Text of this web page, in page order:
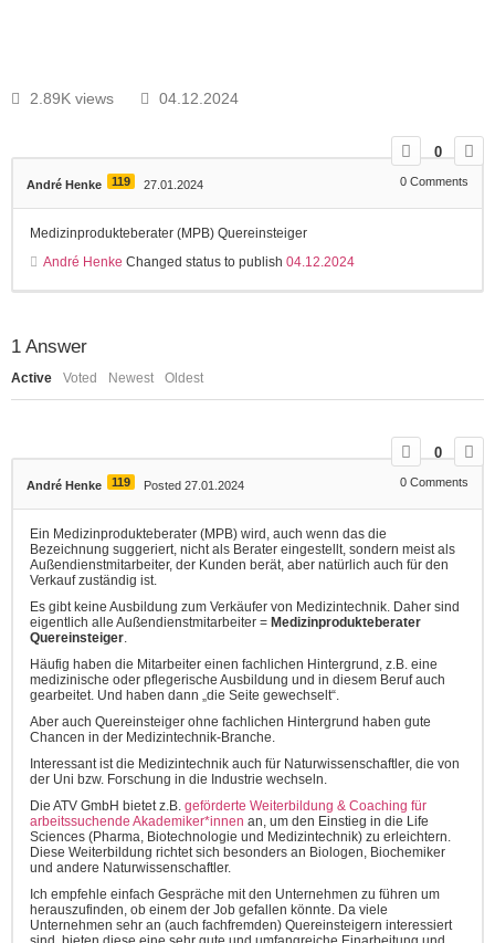
2.89K views 04.12.2024
0
André Henke 119 27.01.2024 0 Comments
Medizinprodukteberater (MPB) Quereinsteiger
André Henke Changed status to publish 04.12.2024
1 Answer
Active Voted Newest Oldest
0
André Henke 119 Posted 27.01.2024 0 Comments
Ein Medizinprodukteberater (MPB) wird, auch wenn das die
Bezeichnung suggeriert, nicht als Berater eingestellt, sondern meist als
Außendienstmitarbeiter, der Kunden berät, aber natürlich auch für den
Verkauf zuständig ist.
Es gibt keine Ausbildung zum Verkäufer von Medizintechnik. Daher sind
eigentlich alle Außendienstmitarbeiter = Medizinprodukteberater
Quereinsteiger
Häufig haben die Mitarbeiter einen fachlichen Hintergrund, z.B. eine
medizinische oder pflegerische Ausbildung und in diesem Beruf auch
gearbeitet. Und haben dann „die Seite gewechselt“.
Aber auch Quereinsteiger ohne fachlichen Hintergrund haben gute
Chancen in der Medizintechnik-Branche.
Interessant ist die Medizintechnik auch für Naturwissenschaftler, die von
der Uni bzw. Forschung in die Industrie wechseln.
Die ATV GmbH bietet z.B. geförderte Weiterbildung & Coaching für
arbeitssuchende Akademiker*innen an, um den Einstieg in die Life
Sciences (Pharma, Biotechnologie und Medizintechnik) zu erleichtern.
Diese Weiterbildung richtet sich besonders an Biologen, Biochemiker
und andere Naturwissenschaftler.
Ich empfehle einfach Gespräche mit den Unternehmen zu führen um
herauszufinden, ob einem der Job gefallen könnte. Da viele
Unternehmen sehr an (auch fachfremden) Quereinsteigern interessiert